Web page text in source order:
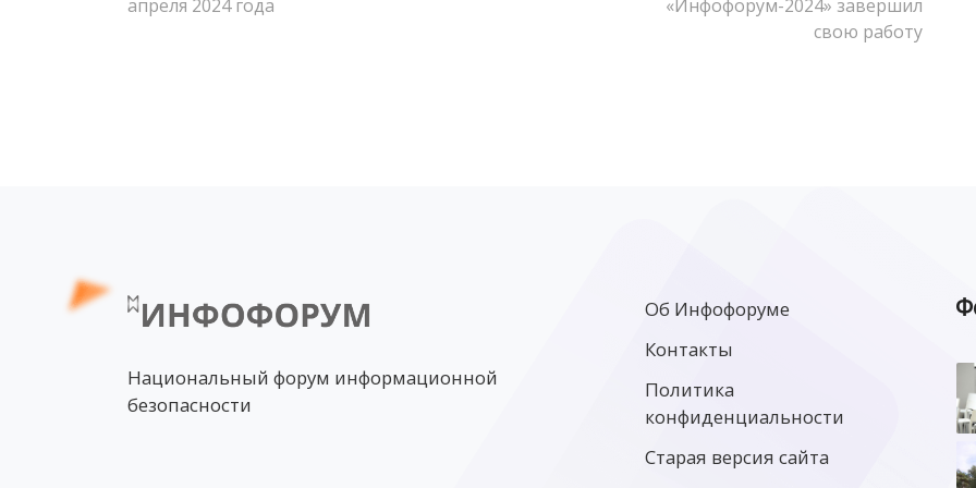
апреля 2024 года
«Инфофорум-2024» завершил
свою работу
Национальный форум информационной
безопасности
Об Инфофоруме
Контакты
Политика
конфиденциальности
Старая версия сайта